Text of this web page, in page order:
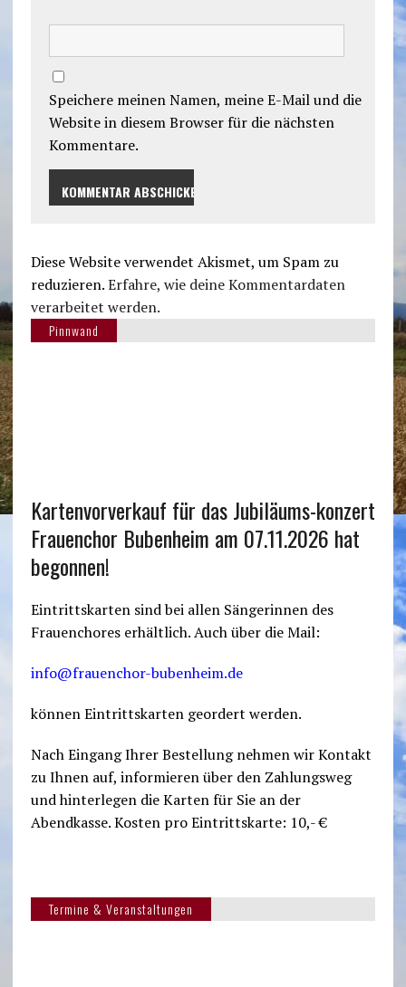
Speichere meinen Namen, meine E-Mail und die
Website in diesem Browser für die nächsten
Kommentare.
Diese Website verwendet Akismet, um Spam zu
reduzieren.Erfahre, wie deine Kommentardaten
verarbeitet werden.
Pinnwand
Kartenvorverkauf für das Jubiläums-konzert
Frauenchor Bubenheim am 07.11.2026 hat
begonnen!
Eintrittskarten sind bei allen Sängerinnen des
Frauenchores erhältlich. Auch über die Mail:
info@frauenchor-bubenheim.de
können Eintrittskarten geordert werden.
Nach Eingang Ihrer Bestellung nehmen wir Kontakt
zu Ihnen auf, informieren über den Zahlungsweg
und hinterlegen die Karten für Sie an der
Abendkasse. Kosten pro Eintrittskarte: 10,- €
Termine & Veranstaltungen